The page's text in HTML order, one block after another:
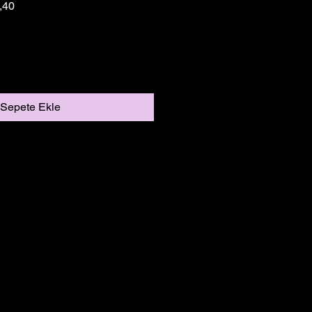
İndirimli Fiyat
Sepete Ekle